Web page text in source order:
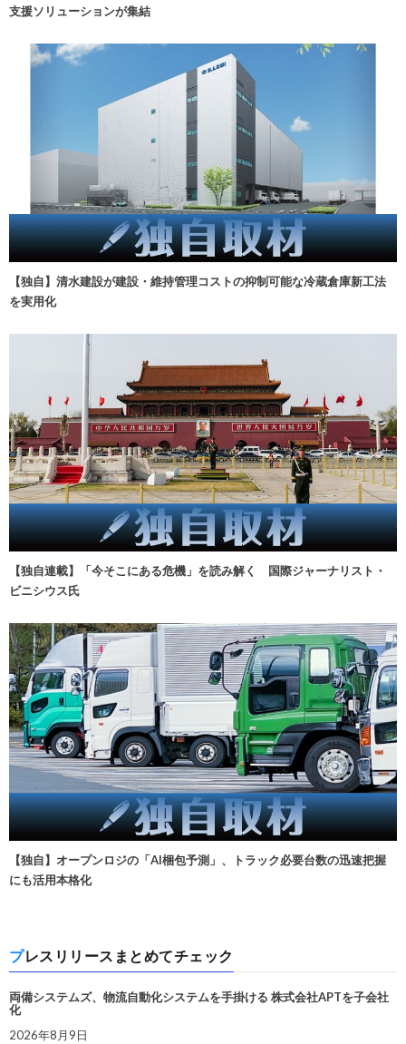
支援ソリューションが集結
【独自】清水建設が建設・維持管理コストの抑制可能な冷蔵倉庫新工法
を実用化
【独自連載】「今そこにある危機」を読み解く 国際ジャーナリスト・
ビニシウス氏
【独自】オープンロジの「AI梱包予測」、トラック必要台数の迅速把握
にも活用本格化
プレスリリースまとめてチェック
両備システムズ、物流自動化システムを手掛ける 株式会社APTを子会社
化
2026年8月9日